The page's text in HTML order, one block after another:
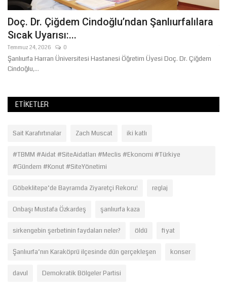
Doç. Dr. Çiğdem Cindoğlu’ndan Şanlıurfalılara
Sıcak Uyarısı:...
Temmuz 24, 2026 0
Şanlıurfa Harran Üniversitesi Hastanesi Öğretim Üyesi Doç. Dr. Çiğdem
Cindoğlu,...
ETIKETLER
Sait Karafırtınalar Zach Muscat iki katlı
#TBMM #Aidat #SiteAidatları #Meclis #Ekonomi #Türkiye
#Gündem #Konut #SiteYönetimi
Göbeklitepe’de Bayramda Ziyaretçi Rekoru! reglaj
Onbaşı Mustafa Özkardeş şanlıurfa kaza
sirkengebin şerbetinin faydaları neler? öldü fiyat
Şanlıurfa’nın Karaköprü ilçesinde dün gerçekleşen konser
davul Demokratik Bölgeler Partisi